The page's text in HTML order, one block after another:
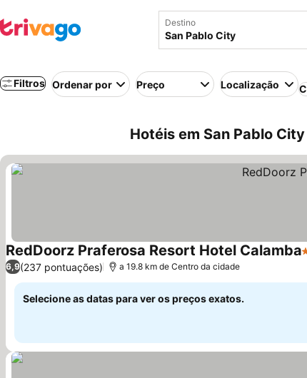
Destino
Filtros Ordenar por Preço Localização
Hotéis em San Pablo
RedDoorz Praferosa Resort Hotel Calamba
6,9(237 pontuações) a 19.8 km de Centro da cidade
Selecione as datas para ver os preços exatos.